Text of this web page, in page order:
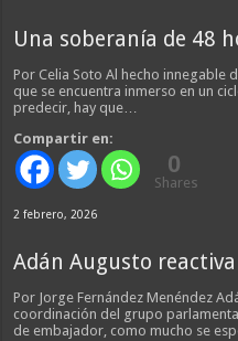
Una soberanía de 48
Por Celia Soto Al hecho innegable
que se encuentra inmerso en un
predecir, hay que…
Compartir en:
0
Shares
2 febrero, 2026
Adán Augusto
Por Jorge Fernández Menéndez
coordinación del grupo
de embajador, como mucho se